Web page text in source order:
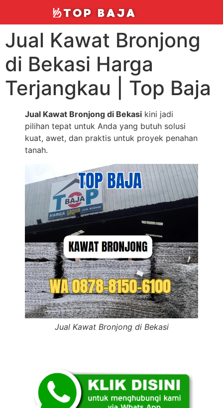
Jual Kawat Bronjong
di Bekasi Harga
Terjangkau | Top Baja
Jual Kawat Bronjong di Bekasi kini jadi
pilihan tepat untuk Anda yang butuh solusi
kuat, awet, dan praktis untuk proyek penahan
tanah.
Jual Kawat Bronjong di Bekasi